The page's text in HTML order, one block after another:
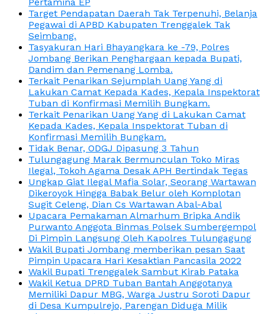
Target Pendapatan Daerah Tak Terpenuhi, Belanja
Pegawai di APBD Kabupaten Trenggalek Tak
Seimbang.
Tasyakuran Hari Bhayangkara ke -79, Polres
Jombang Berikan Penghargaan kepada Bupati,
Dandim dan Pemenang Lomba.
Terkait Penarikan Sejumplah Uang Yang di
Lakukan Camat Kepada Kades, Kepala Inspektorat
Tuban di Konfirmasi Memilih Bungkam.
Terkait Penarikan Uang Yang di Lakukan Camat
Kepada Kades, Kepala Inspektorat Tuban di
Konfirmasi Memilih Bungkam.
Tidak Benar, ODGJ Dipasung 3 Tahun
Tulungagung Marak Bermunculan Toko Miras
Ilegal, Tokoh Agama Desak APH Bertindak Tegas
Ungkap Giat Ilegal Mafia Solar, Seorang Wartawan
Dikeroyok Hingga Babak Belur oleh Komplotan
Sugit Celeng, Dian Cs Wartawan Abal-Abal
Upacara Pemakaman Almarhum Bripka Andik
Purwanto Anggota Binmas Polsek Sumbergempol
Di Pimpin Langsung Oleh Kapolres Tulungagung
Wakil Bupati Jombang memberikan pesan Saat
Pimpin Upacara Hari Kesaktian Pancasila 2022
Wakil Bupati Trenggalek Sambut Kirab Pataka
Wakil Ketua DPRD Tuban Bantah Anggotanya
Memiliki Dapur MBG, Warga Justru Soroti Dapur
di Desa Kumpulrejo, Parengan Diduga Milik